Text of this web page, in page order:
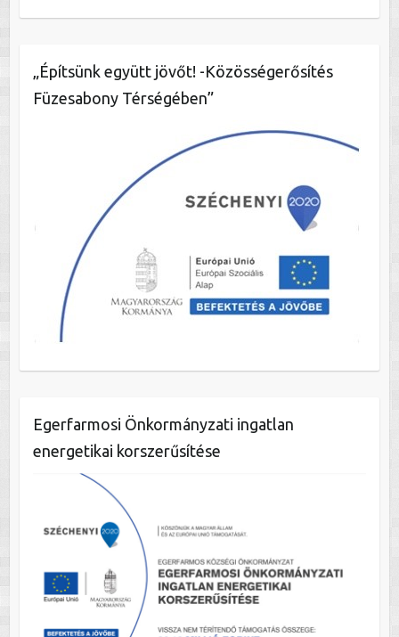
„Építsünk együtt jövőt! -Közösségerősítés
Füzesabony Térségében”
Egerfarmosi Önkormányzati ingatlan
energetikai korszerűsítése